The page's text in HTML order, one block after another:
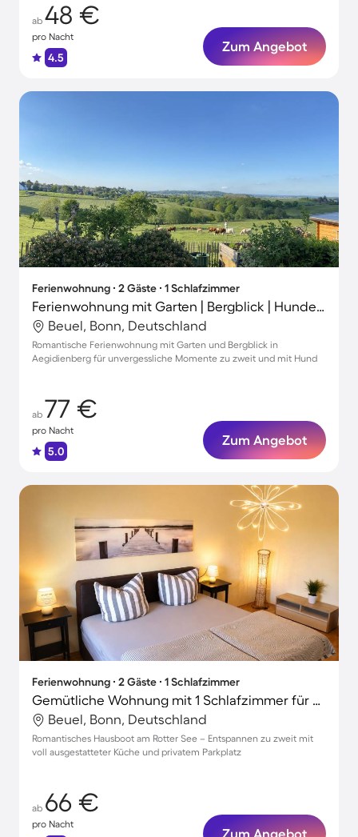
ab 48 €
pro Nacht
4.5
Zum Angebot
Ferienwohnung ∙ 2 Gäste ∙ 1 Schlafzimmer
Ferienwohnung mit Garten | Bergblick | Hunde erlaubt
Beuel, Bonn, Deutschland
Romantische Ferienwohnung mit Garten und Bergblick in
Aegidienberg für unvergessliche Momente zu zweit und mit Hund
ab 77 €
pro Nacht
5.0
Zum Angebot
Ferienwohnung ∙ 2 Gäste ∙ 1 Schlafzimmer
Gemütliche Wohnung mit 1 Schlafzimmer für 2 Personen
Beuel, Bonn, Deutschland
Romantisches Hausboot am Rotter See – Entspannen zu zweit mit
voll ausgestatteter Küche und privatem Parkplatz
ab 66 €
pro Nacht
Zum Angebot